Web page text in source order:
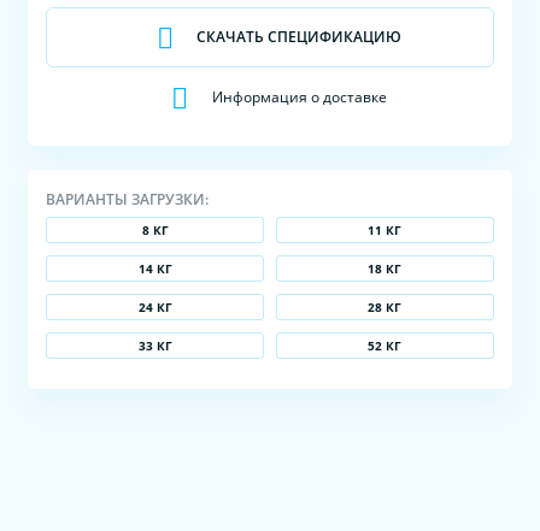
СКАЧАТЬ СПЕЦИФИКАЦИЮ
Информация о доставке
ВАРИАНТЫ ЗАГРУЗКИ:
8 КГ 11 КГ
14 КГ 18 КГ
24 КГ 28 КГ
33 КГ 52 КГ